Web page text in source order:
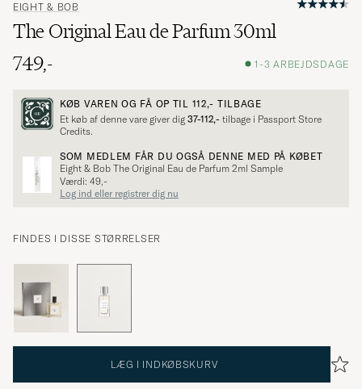
EIGHT & BOB
The Original Eau de Parfum 30ml
749,-
1-3 ARBEJDSDAGE
KØB VAREN OG FÅ OP TIL 112,- TILBAGE
Et køb af denne vare giver dig 37-112,- tilbage i Passport Store
Credits.
SOM MEDLEM FÅR DU OGSÅ DENNE MED PÅ KØBET
Eight & Bob The Original Eau de Parfum 2ml Sample
Værdi: 49,-
Log ind eller registrer dig nu
FINDES I DISSE STØRRELSER
LÆG I INDKØBSKURV